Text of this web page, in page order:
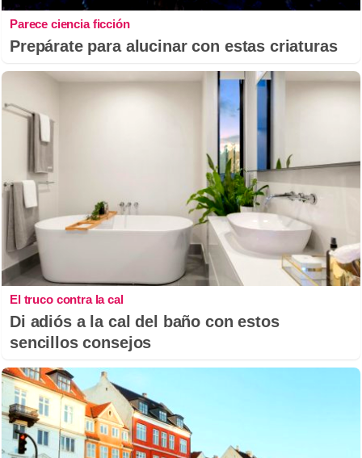
Parece ciencia ficción
Prepárate para alucinar con estas criaturas
El truco contra la cal
Di adiós a la cal del baño con estos
sencillos consejos